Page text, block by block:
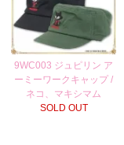
9WC003 ジュピリン ア
ーミーワークキャップ /
ネコ、マキシマム
SOLD OUT